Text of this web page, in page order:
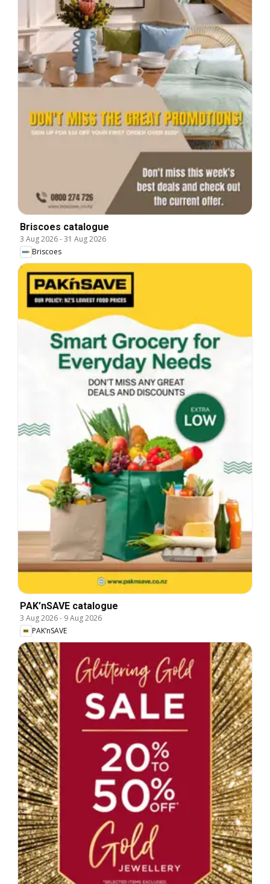
Briscoes catalogue
3 Aug 2026-31 Aug 2026
Briscoes
PAK’nSAVE catalogue
3 Aug 2026- 9 Aug 2026
PAK’nSAVE